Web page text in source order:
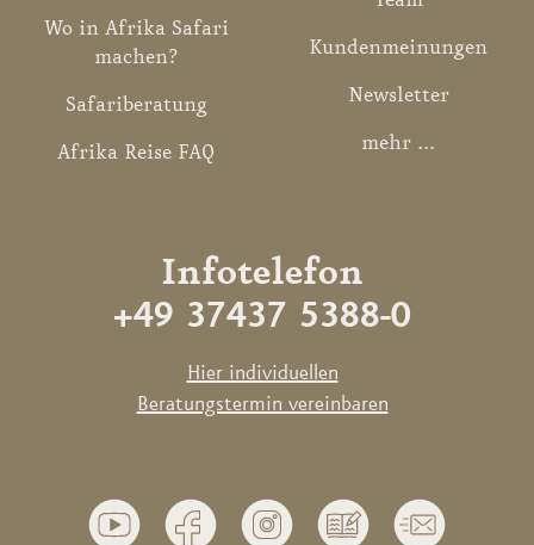
Wo in Afrika Safari
machen?
Safariberatung
Afrika Reise FAQ
Kundenmeinungen
Newsletter
mehr ...
Infotelefon
+49 37437 5388-0
Hier individuellen
Beratungstermin vereinbaren